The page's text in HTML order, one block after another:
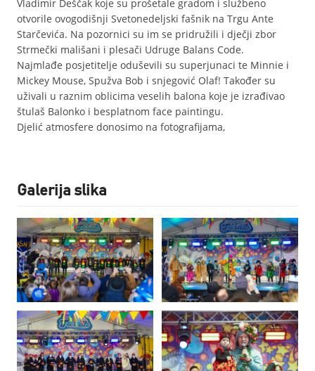
Vladimir Deščak koje su prošetale gradom i službeno
otvorile ovogodišnji Svetonedeljski fašnik na Trgu Ante
Starčevića. Na pozornici su im se pridružili i dječji zbor
Strmečki mališani i plesači Udruge Balans Code.
Najmlađe posjetitelje oduševili su superjunaci te Minnie i
Mickey Mouse, Spužva Bob i snjegović Olaf! Također su
uživali u raznim oblicima veselih balona koje je izrađivao
štulaš Balonko i besplatnom face paintingu.
Djelić atmosfere donosimo na fotografijama,
Galerija slika